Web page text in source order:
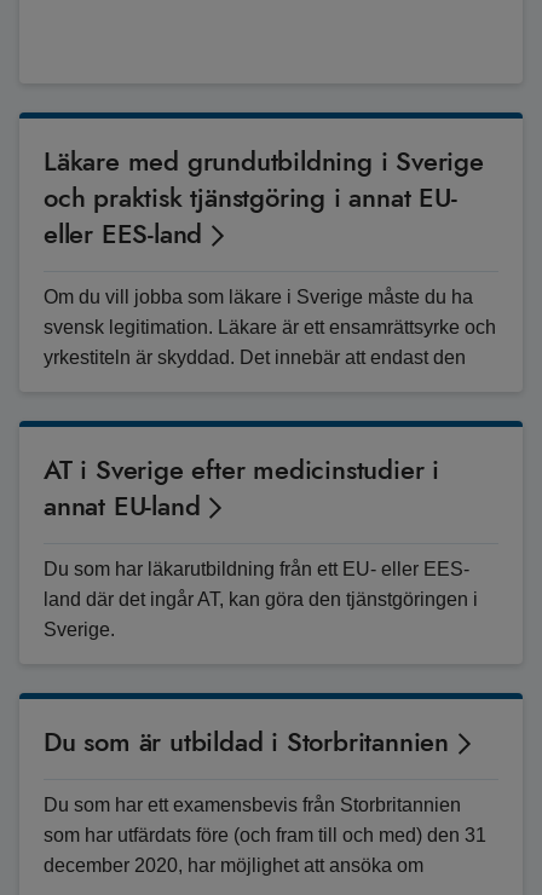
Läkare med grundutbildning i Sverige
och praktisk tjänstgöring i annat EU-
eller EES-land
Om du vill jobba som läkare i Sverige måste du ha
svensk legitimation. Läkare är ett ensamrättsyrke och
yrkestiteln är skyddad. Det innebär att endast den
AT i Sverige efter medicinstudier i
annat EU-land
Du som har läkarutbildning från ett EU- eller EES-
land där det ingår AT, kan göra den tjänstgöringen i
Sverige.
Du som är utbildad i Storbritannien
Du som har ett examensbevis från Storbritannien
som har utfärdats före (och fram till och med) den 31
december 2020, har möjlighet att ansöka om